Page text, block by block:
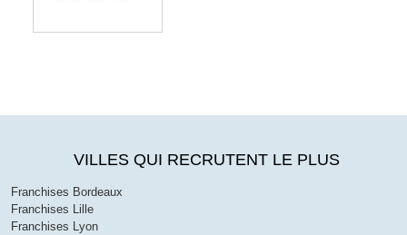
VILLES QUI RECRUTENT LE PLUS
Franchises Bordeaux
Franchises Lille
Franchises Lyon